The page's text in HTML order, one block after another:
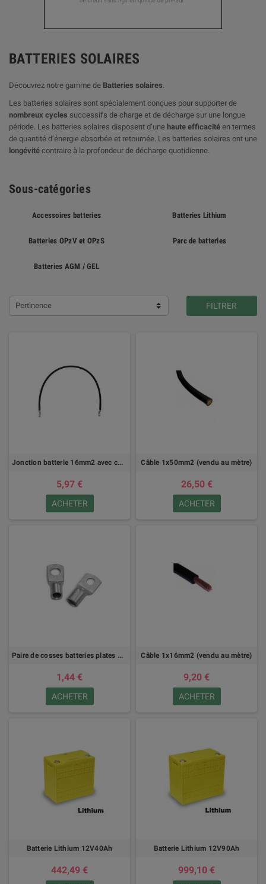
BATTERIES SOLAIRES
Découvrez notre gamme de Batteries solaires.
Les batteries solaires sont spécialement conçues pour supporter de
nombreux cycles successifs de charge et de décharge sur une longue
période. Les batteries solaires disposent d’une haute efficacité en termes
de quantité d’énergie absorbée et retournée. Les batteries solaires ont une
longévité contraire à la profondeur de décharge quotidienne.
Sous-catégories
Accessoires batteries Batteries Lithium
Batteries OPzV et OPzS Parc de batteries
Batteries AGM / GEL
Pertinence FILTRER
Jonction batterie 16mm2 avec cosses
5,97 €
ACHETER
Câble 1x50mm2 (vendu au mètre)
26,50 €
ACHETER
Paire de cosses batteries plates 16mm2
1,44 €
ACHETER
Câble 1x16mm2 (vendu au mètre)
9,20 €
ACHETER
Batterie Lithium 12V40Ah
442,49 €
Batterie Lithium 12V90Ah
999,10 €